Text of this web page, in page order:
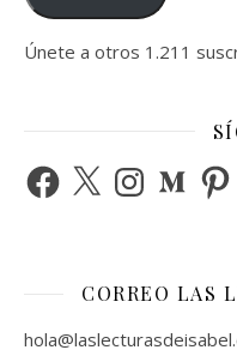
Únete a otros 1.211
Facebook
X InstagramMedium
CORREO LAS